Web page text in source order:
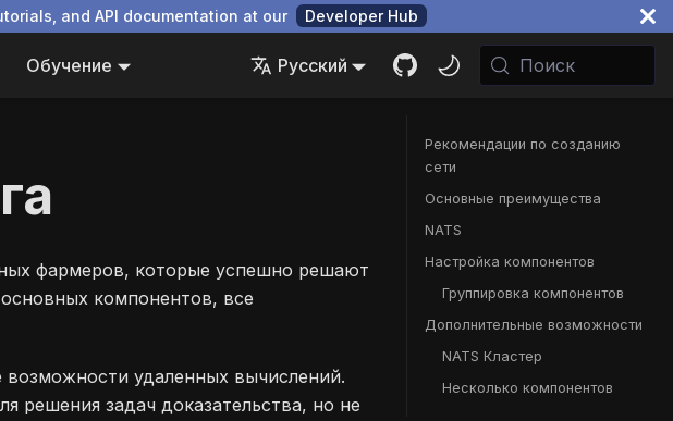
and API documentation at our Developer Hub
Обучение Русский Поиск
фармеров, которые успешно решают
компонентов, все
возможности удаленных вычислений.
решения задач доказательства, но не
Рекомендации по созданию
сети
Основные преимущества
NATS
Настройка компонентов
Группировка компонентов
Дополнительные возможности
NATS Кластер
Несколько компонентов